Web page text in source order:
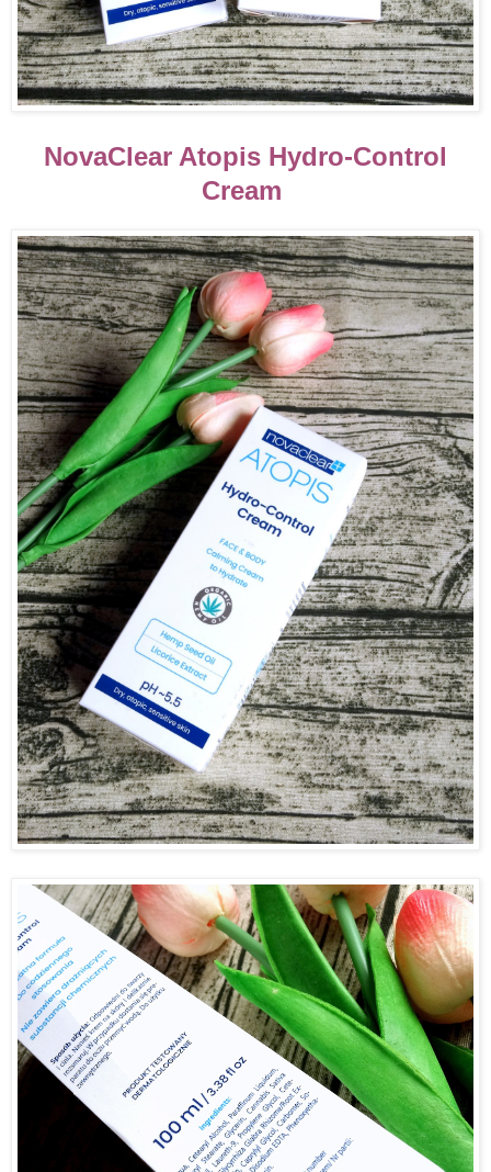
NovaClear Atopis Hydro-Control
Cream